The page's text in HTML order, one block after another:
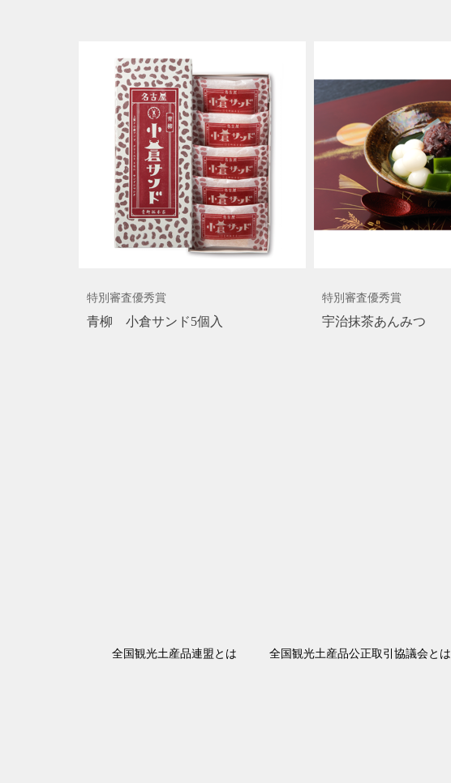
特別審査優秀賞
青柳 小倉サンド5個入
特別審査優秀賞
宇治抹茶あんみつ
全国観光土産品連盟とは 全国観光土産品公正取引協議会とは